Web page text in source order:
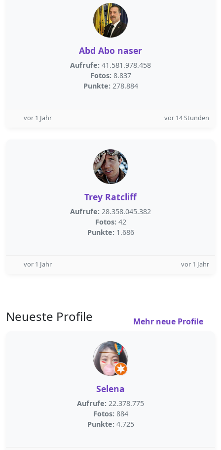
Abd Abo naser
Aufrufe: 41.581.978.458
Fotos: 8.837
Punkte: 278.884
vor 1 Jahr vor 14 Stunden
Trey Ratcliff
Aufrufe: 28.358.045.382
Fotos: 42
Punkte: 1.686
vor 1 Jahr vor 1 Jahr
Neueste Profile Mehr neue Profile
Selena
Aufrufe: 22.378.775
Fotos: 884
Punkte: 4.725